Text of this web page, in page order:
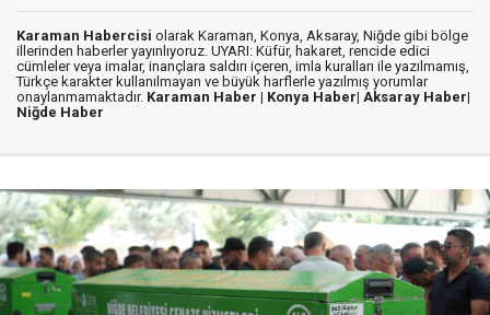
Karaman Habercisi olarak Karaman, Konya, Aksaray, Niğde gibi bölge
illerinden haberler yayınlıyoruz. UYARI: Küfür, hakaret, rencide edici
cümleler veya imalar, inançlara saldırı içeren, imla kuralları ile yazılmamış,
Türkçe karakter kullanılmayan ve büyük harflerle yazılmış yorumlar
onaylanmamaktadır. Karaman Haber | Konya Haber| Aksaray Haber|
Niğde Haber